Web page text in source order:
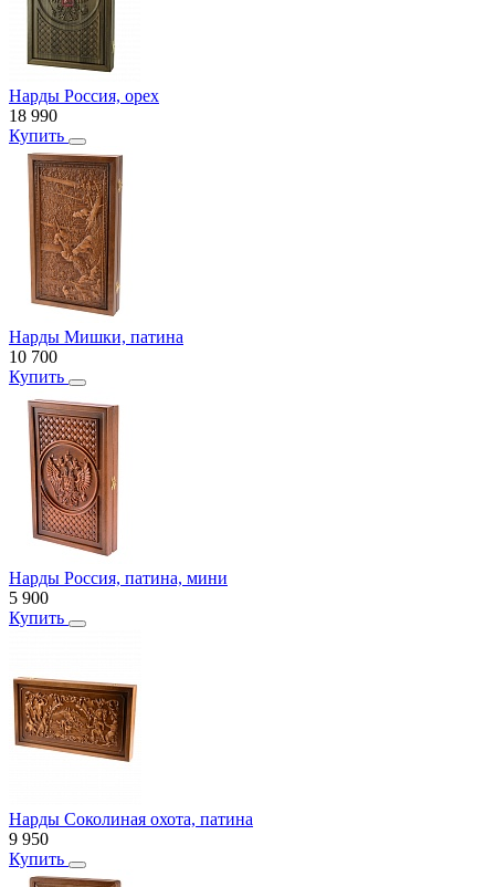
Нарды Россия, орех
18 990
Купить
Нарды Мишки, патина
10 700
Купить
Нарды Россия, патина, мини
5 900
Купить
Нарды Соколиная охота, патина
9 950
Купить